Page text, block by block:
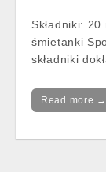
Składniki:
śmietanki
składniki
Read more →